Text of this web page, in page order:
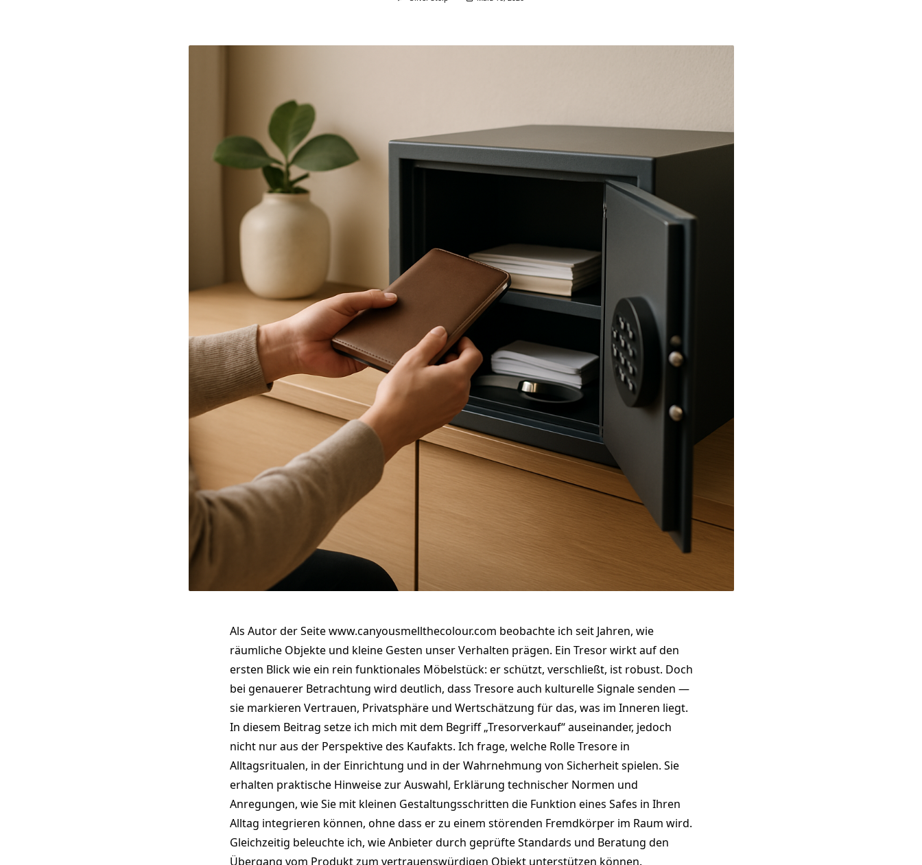
Als Autor der Seite www.canyousmellthecolour.com beobachte ich seit Jahren, wie
räumliche Objekte und kleine Gesten unser Verhalten prägen. Ein Tresor wirkt auf den
ersten Blick wie ein rein funktionales Möbelstück: er schützt, verschließt, ist robust. Doch
bei genauerer Betrachtung wird deutlich, dass Tresore auch kulturelle Signale senden —
sie markieren Vertrauen, Privatsphäre und Wertschätzung für das, was im Inneren liegt.
In diesem Beitrag setze ich mich mit dem Begriff „Tresorverkauf“ auseinander, jedoch
nicht nur aus der Perspektive des Kaufakts. Ich frage, welche Rolle Tresore in
Alltagsritualen, in der Einrichtung und in der Wahrnehmung von Sicherheit spielen. Sie
erhalten praktische Hinweise zur Auswahl, Erklärung technischer Normen und
Anregungen, wie Sie mit kleinen Gestaltungsschritten die Funktion eines Safes in Ihren
Alltag integrieren können, ohne dass er zu einem störenden Fremdkörper im Raum wird.
Gleichzeitig beleuchte ich, wie Anbieter durch geprüfte Standards und Beratung den
Übergang vom Produkt zum vertrauenswürdigen Objekt unterstützen können.